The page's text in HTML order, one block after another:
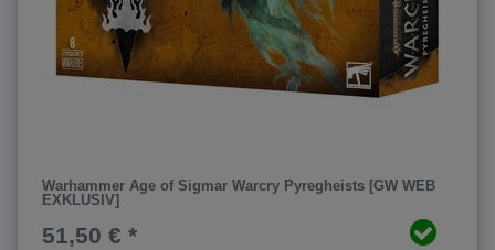
Warhammer Age of Sigmar Warcry Pyregheists [GW WEB
EXKLUSIV]
51,50 € *